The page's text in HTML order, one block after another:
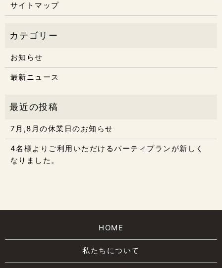
サイトマップ
お知らせ
最新ニュース
7月,8月の休業日のお知らせ
4名様よりご利用いただけるパーティプランが新しく
なりました。
HOME
私たちについて